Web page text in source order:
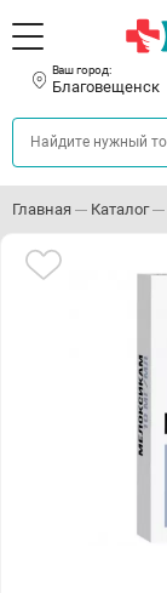
Ваш город:
Благовещенск
Главная Каталог